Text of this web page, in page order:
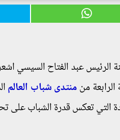
الرئيس عبد الفتاح السيسي
منمنتدى شباب العالم
التي تعكس قدرة الشباب على